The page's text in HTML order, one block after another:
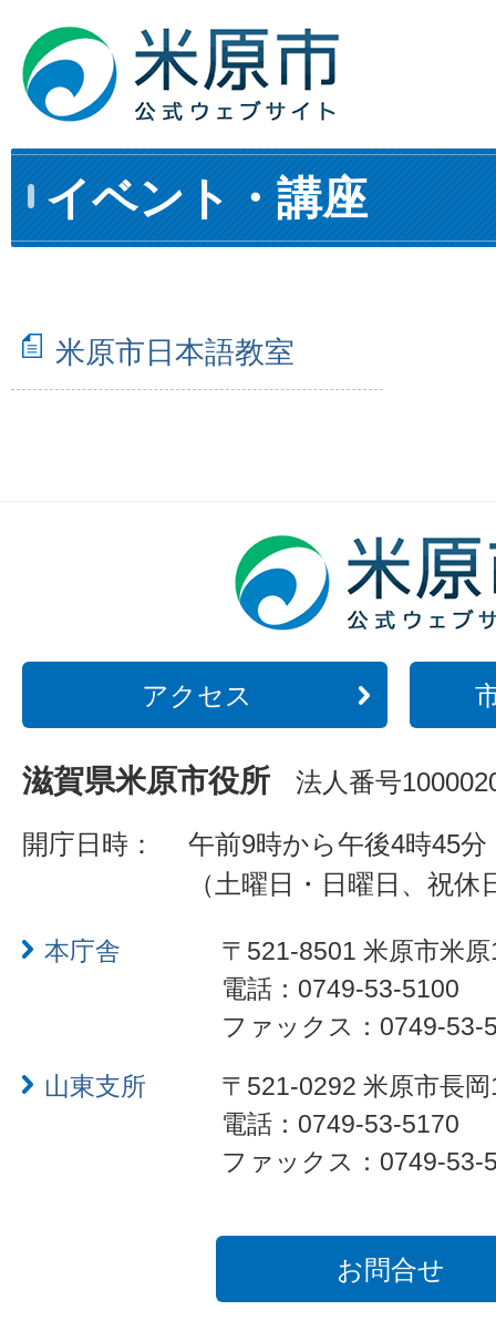
イベント・講座
米原市日本語教室
アクセス
滋賀県米原市役所 法人番号
開庁日時：
午前9時から午後4時45分
（土曜日・日曜日、祝
本庁舎
〒521-8501 米原市米
電話：0749-53-5100
ファックス：0749-53-
山東支所
〒521-0292 米原市長
電話：0749-53-5170
ファックス：0749-53-
お問合せ